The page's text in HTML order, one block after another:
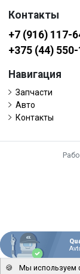
Контакты
+7 (916) 117-
+375 (44)
Навигация
Запчасти
Авто
Контакты
🍪 Мы используем